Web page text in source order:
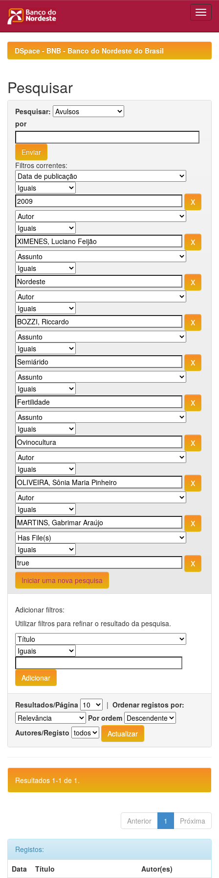
navigationDSpace - BNB - Banco do Nordeste do Brasil
Pesquisar
Pesquisar:
por
Filtros correntes:
Iniciar uma nova pesquisa
Adicionar filtros:
Utilizar filtros para refinar o resultado da pesquisa.
Resultados/Página | Ordenar registos por:
Por ordem
Autores/Registo
Resultados 1-1 de 1.
Anterior 1 Próxima
Registos:
Data
Título Autor(es)